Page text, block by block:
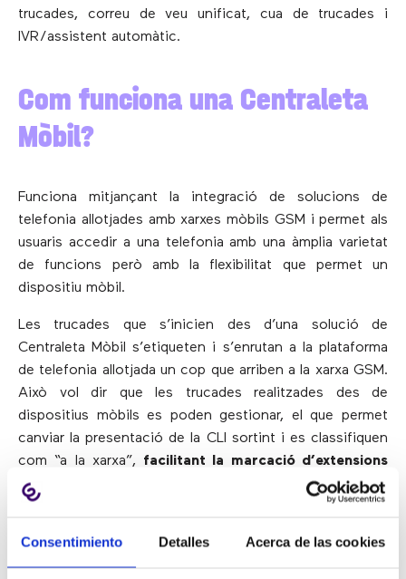
Consentimiento Detalles Acerca de las cookies
trucades, correu de veu unificat, cua de trucades i
IVR/assistent automàtic.
Com funciona una Centraleta
Mòbil?
Funciona mitjançant la integració de solucions de
telefonia allotjades amb xarxes mòbils GSM i permet als
usuaris accedir a una telefonia amb una àmplia varietat
de funcions però amb la flexibilitat que permet un
dispositiu mòbil.
Les trucades que s’inicien des d’una solució de
Centraleta Mòbil s’etiqueten i s’enrutan a la plataforma
de telefonia allotjada un cop que arriben a la xarxa GSM.
Això vol dir que les trucades realitzades des de
dispositius mòbils es poden gestionar, el que permet
canviar la presentació de la CLI sortint i es classifiquen
com “a la xarxa”, facilitant la marcació d’extensions
entre usuaris sense cost associat
Les trucades a
números mòbils també es poden enrutar a l’igual que
plataforma.